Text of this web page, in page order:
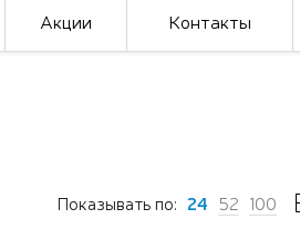
Акции Контакты
Показывать по: 24 52 100